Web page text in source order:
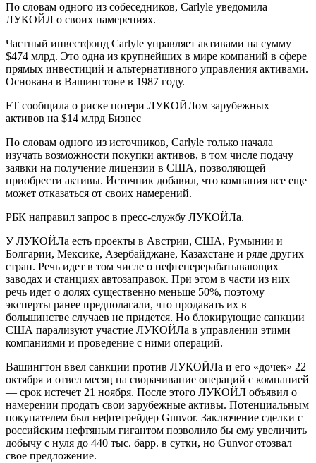
По словам одного из собеседников, Carlyle уведомила
ЛУКОЙЛ о своих намерениях.
Частный инвестфонд Carlyle управляет активами на сумму
$474 млрд. Это одна из крупнейших в мире компаний в сфере
прямых инвестиций и альтернативного управления активами.
Основана в Вашингтоне в 1987 году.
FT сообщила о риске потери ЛУКОЙЛом зарубежных
активов на $14 млрд Бизнес
По словам одного из источников, Carlyle только начала
изучать возможности покупки активов, в том числе подачу
заявки на получение лицензии в США, позволяющей
приобрести активы. Источник добавил, что компания все еще
может отказаться от своих намерений.
РБК направил запрос в пресс-службу ЛУКОЙЛа.
У ЛУКОЙЛа есть проекты в Австрии, США, Румынии и
Болгарии, Мексике, Азербайджане, Казахстане и ряде других
стран. Речь идет в том числе о нефтеперерабатывающих
заводах и станциях автозаправок. При этом в части из них
речь идет о долях существенно меньше 50%, поэтому
эксперты ранее предполагали, что продавать их в
большинстве случаев не придется. Но блокирующие санкции
США парализуют участие ЛУКОЙЛа в управлении этими
компаниями и проведение с ними операций.
Вашингтон ввел санкции против ЛУКОЙЛа и его «дочек» 22
октября и отвел месяц на сворачивание операций с компанией
— срок истечет 21 ноября. После этого ЛУКОЙЛ объявил о
намерении продать свои зарубежные активы. Потенциальным
покупателем был нефтетрейдер Gunvor. Заключение сделки с
российским нефтяным гигантом позволило бы ему увеличить
добычу с нуля до 440 тыс. барр. в сутки, но Gunvor отозвал
свое предложение.